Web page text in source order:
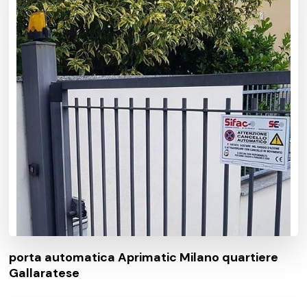
porta automatica Aprimatic Milano quartiere
Gallaratese